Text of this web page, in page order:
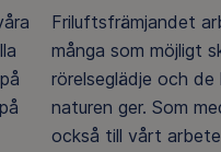
Friluftsfrämjandet
många som möjligt
rörelseglädje och
naturen ger. Som
också till vårt